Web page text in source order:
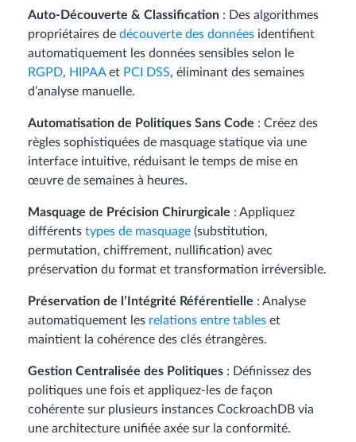
Auto-Découverte & Classification : Des algorithmes
propriétaires de découverte des données identifient
automatiquement les données sensibles selon le
RGPD, HIPAAet PCI DSS, éliminant des semaines
d’analyse manuelle.
Automatisation de Politiques Sans Code : Créez des
règles sophistiquées de masquage statique via une
interface intuitive, réduisant le temps de mise en
œuvre de semaines à heures.
Masquage de Précision Chirurgicale : Appliquez
différents types de masquage (substitution,
permutation, chiffrement, nullification) avec
préservation du format et transformation irréversible.
Préservation de l’Intégrité Référentielle : Analyse
automatiquement les relations entre tables et
maintient la cohérence des clés étrangères.
Gestion Centralisée des Politiques : Définissez des
politiques une fois et appliquez-les de façon
cohérente sur plusieurs instances CockroachDB via
une architecture unifiée axée sur la conformité.